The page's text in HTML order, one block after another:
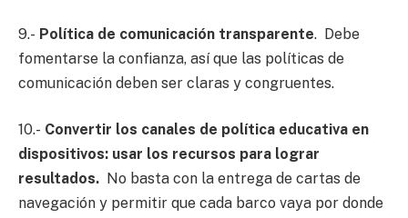
9.- Política de comunicación transparente. Debe
fomentarse la confianza, así que las políticas de
comunicación deben ser claras y congruentes.
10.- Convertir los canales de política educativa en
dispositivos: usar los recursos para lograr
resultados. No basta con la entrega de cartas de
navegación y permitir que cada barco vaya por donde